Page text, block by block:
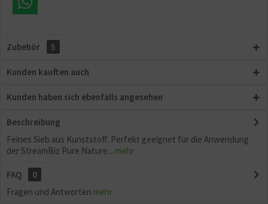
Zubehör 5
Kunden kauften auch
Kunden haben sich ebenfalls angesehen
Beschreibung
Feines Sieb aus Kunststoff. Perfekt geeignet für die Anwendung
der StreamBiz Pure Nature... mehr
FAQ
0
Fragen und Antworten mehr